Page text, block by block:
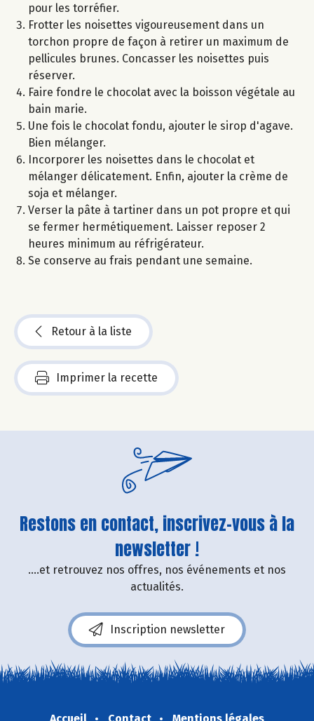
pour les torréfier.
Frotter les noisettes vigoureusement dans un
torchon propre de façon à retirer un maximum de
pellicules brunes. Concasser les noisettes puis
réserver.
Faire fondre le chocolat avec la boisson végétale au
bain marie.
Une fois le chocolat fondu, ajouter le sirop d'agave.
Bien mélanger.
Incorporer les noisettes dans le chocolat et
mélanger délicatement. Enfin, ajouter la crème de
soja et mélanger.
Verser la pâte à tartiner dans un pot propre et qui
se fermer hermétiquement. Laisser reposer 2
heures minimum au réfrigérateur.
Se conserve au frais pendant une semaine.
Retour à la liste
Imprimer la recette
Restons en contact, inscrivez-vous à la
newsletter !
....et retrouvez nos offres, nos événements et nos
actualités.
Inscription newsletter